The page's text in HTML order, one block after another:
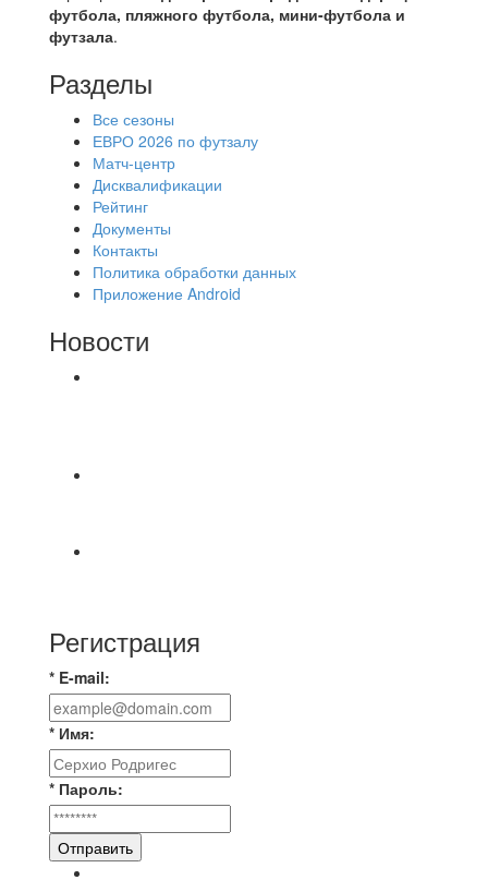
футбола, пляжного футбола, мини-футбола и
футзала.
Разделы
Все сезоны
ЕВРО 2026 по футзалу
Матч-центр
Дисквалификации
Рейтинг
Документы
Контакты
Политика обработки данных
Приложение Android
Новости
Регистрация
* E-mail:
* Имя:
* Пароль:
Отправить